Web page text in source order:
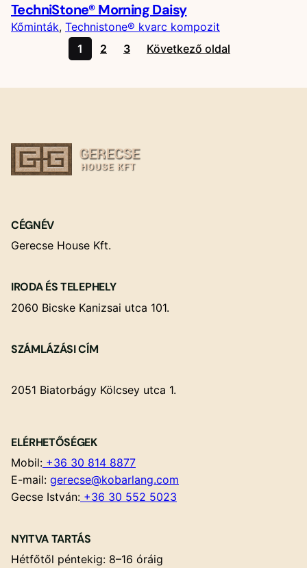
TechniStone® Morning Daisy
Kőminták, Technistone® kvarc kompozit
1
2 3 Következő oldal
CÉGNÉV
Gerecse House Kft.
IRODA ÉS TELEPHELY
2060 Bicske Kanizsai utca 101.
SZÁMLÁZÁSI CÍM
2051 Biatorbágy Kölcsey utca 1.
ELÉRHETŐSÉGEK
Mobil: +36 30 814 8877
E-mail: gerecse@kobarlang.com
Gecse István: +36 30 552 5023
NYITVA TARTÁS
Hétfőtől péntekig: 8–16 óráig